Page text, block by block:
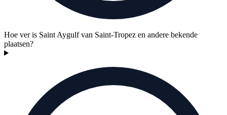
Hoe ver is Saint Aygulf van Saint-Tropez en andere bekende
plaatsen?